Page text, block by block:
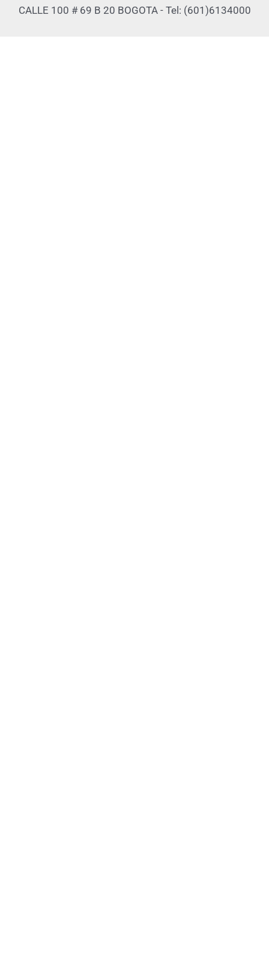
CALLE 100 # 69 B 20 BOGOTA - Tel: (601)6134000